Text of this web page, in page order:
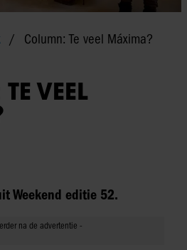
Column: Te veel Máxima?
VEEL
Weekend editie 52.